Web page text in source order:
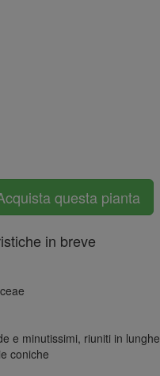
questa pianta
in breve
e minutissimi, riuniti in lunghe
coniche